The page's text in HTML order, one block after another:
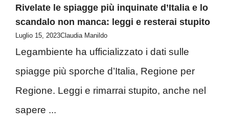
Rivelate le spiagge più inquinate d’Italia e lo
scandalo non manca: leggi e resterai stupito
Luglio 15, 2023Claudia Manildo
Legambiente ha ufficializzato i dati sulle
spiagge più sporche d’Italia, Regione per
Regione. Leggi e rimarrai stupito, anche nel
sapere ...